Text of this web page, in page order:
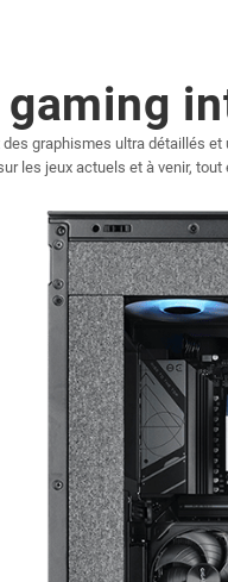
graphismes ultra détaillés et
les jeux actuels et à venir,